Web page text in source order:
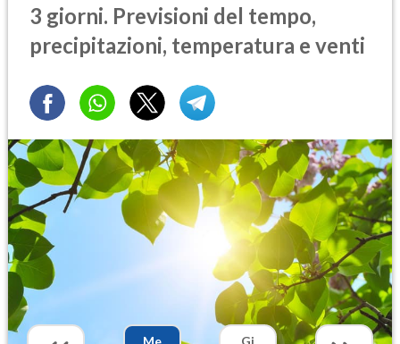
3 giorni. Previsioni del tempo,
precipitazioni, temperatura e venti